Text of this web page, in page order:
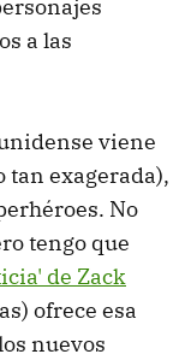
a las
viene
tan exagerada),
No
tengo que
de Zack
ofrece esa
nuevos